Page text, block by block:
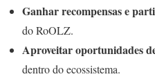
Ganhar recompensas e
do RoOLZ.
Aproveitar oportunidades
dentro do ecossistema.